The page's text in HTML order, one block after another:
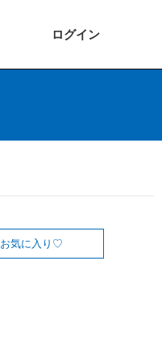
ログイン
お気に入り